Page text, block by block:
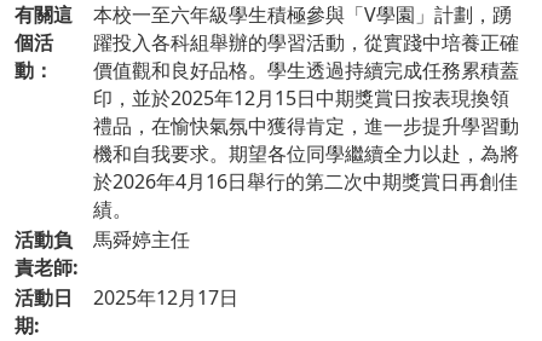
有關這
個活
動：
本校一至六年級學生積極參與「V學園」計劃，踴
躍投入各科組舉辦的學習活動，從實踐中培養正確
價值觀和良好品格。學生透過持續完成任務累積蓋
印，並於2025年12月15日中期獎賞日按表現換領
禮品，在愉快氣氛中獲得肯定，進一步提升學習動
機和自我要求。期望各位同學繼續全力以赴，為將
於2026年4月16日舉行的第二次中期獎賞日再創佳
績。
活動負
責老師:
馬舜婷主任
活動日
期:
2025年12月17日